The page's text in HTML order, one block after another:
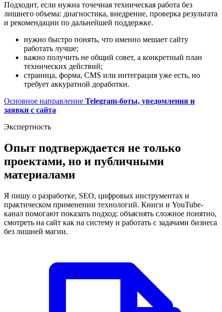
Подходит, если нужна точечная техническая работа без
лишнего объема: диагностика, внедрение, проверка результата
и рекомендации по дальнейшей поддержке.
нужно быстро понять, что именно мешает сайту
работать лучше;
важно получить не общий совет, а конкретный план
технических действий;
страница, форма, CMS или интеграция уже есть, но
требует аккуратной доработки.
Основное направление Telegram-боты, уведомления и
заявки с сайта
Экспертность
Опыт подтверждается не только
проектами, но и публичными
материалами
Я пишу о разработке, SEO, цифровых инструментах и
практическом применении технологий. Книги и YouTube-
канал помогают показать подход: объяснять сложное понятно,
смотреть на сайт как на систему и работать с задачами бизнеса
без лишней магии.